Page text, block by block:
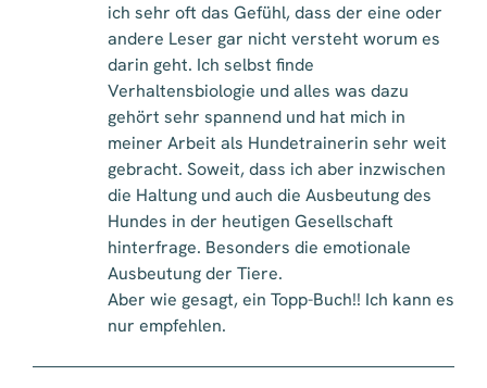
ich sehr oft das Gefühl, dass der eine oder
andere Leser gar nicht versteht worum es
darin geht. Ich selbst finde
Verhaltensbiologie und alles was dazu
gehört sehr spannend und hat mich in
meiner Arbeit als Hundetrainerin sehr weit
gebracht. Soweit, dass ich aber inzwischen
die Haltung und auch die Ausbeutung des
Hundes in der heutigen Gesellschaft
hinterfrage. Besonders die emotionale
Ausbeutung der Tiere.
Aber wie gesagt, ein Topp-Buch!! Ich kann es
nur empfehlen.